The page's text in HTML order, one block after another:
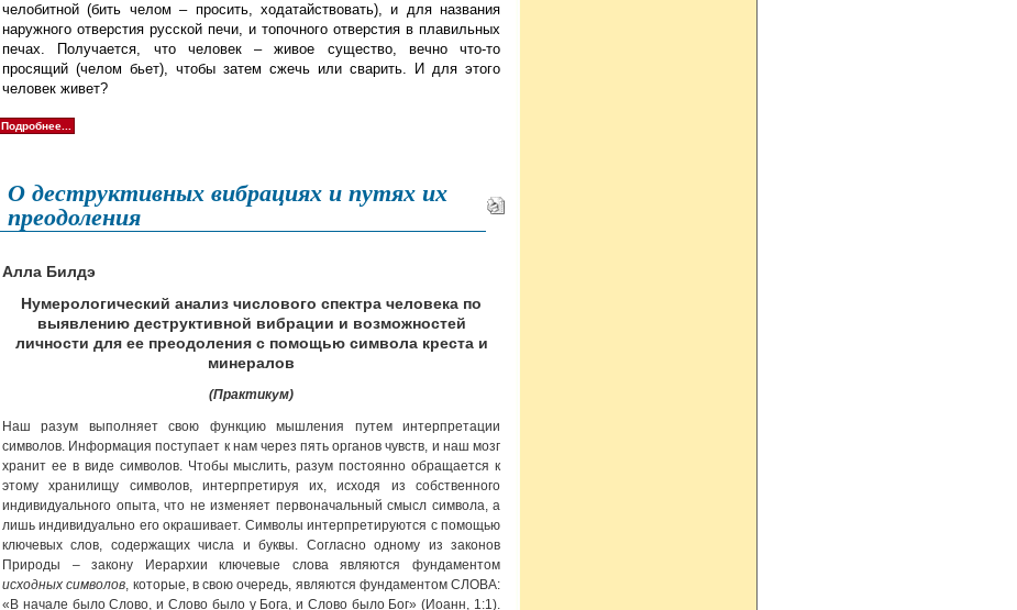
челобитной (бить челом – просить, ходатайствовать), и для названия
наружного отверстия русской печи, и топочного отверстия в плавильных
печах. Получается, что человек – живое существо, вечно что-то
просящий (челом бьет), чтобы затем сжечь или сварить. И для этого
человек живет?
Подробнее...
О деструктивных вибрациях и путях их
преодоления
Алла Билдэ
Нумерологический анализ числового спектра человека по
выявлению деструктивной вибрации и возможностей
личности для ее преодоления с помощью символа креста и
минералов
(Практикум)
Наш разум выполняет свою функцию мышления путем интерпретации
символов. Информация поступает к нам через пять органов чувств, и наш мозг
хранит ее в виде символов. Чтобы мыслить, разум постоянно обращается к
этому хранилищу символов, интерпретируя их, исходя из собственного
индивидуального опыта, что не изменяет первоначальный смысл символа, а
лишь индивидуально его окрашивает. Символы интерпретируются с помощью
ключевых слов, содержащих числа и буквы. Согласно одному из законов
Природы – закону Иерархии ключевые слова являются фундаментом
исходных символов, которые, в свою очередь, являются фундаментом СЛОВА:
«В начале было Слово, и Слово было у Бога, и Слово было Бог» (Иоанн, 1:1).